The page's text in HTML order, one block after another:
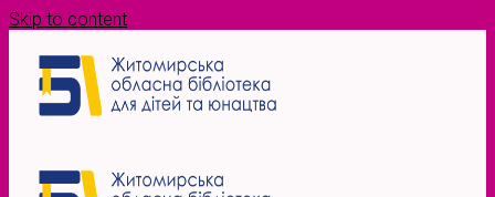
Skip to content